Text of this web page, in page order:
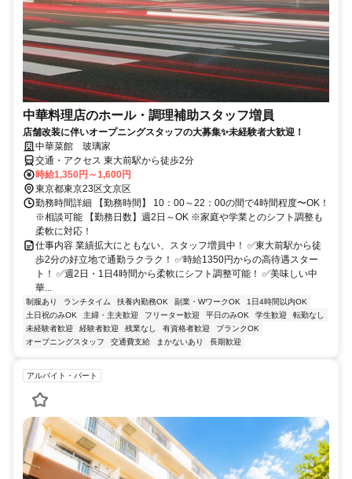
中華料理店のホール・調理補助スタッフ増員
店舗改装に伴いオープニングスタッフの大募集✨未経験者大歓迎！
中華菜館 玻璃家
交通・アクセス 東大前駅から徒歩2分
時給1,350円～1,600円
東京都東京23区文京区
勤務時間詳細 【勤務時間】 10：00～22：00の間で4時間程度〜OK！
※相談可能 【勤務日数】週2日～OK ※家庭や学業とのシフト調整も
柔軟に対応！
仕事内容 業績拡大にともない、スタッフ増員中！ ✅東大前駅から徒
歩2分の好立地で通勤ラクラク！ ✅時給1350円からの高待遇スター
ト！ ✅週2日・1日4時間から柔軟にシフト調整可能！ ✅美味しい中
華...
制服あり ランチタイム 扶養内勤務OK 副業・WワークOK
1日4時間以内OK
土日祝のみOK
主婦・主夫歓迎 フリーター歓迎 平日のみOK 学生歓迎
転勤なし
未経験者歓迎
経験者歓迎 残業なし 有資格者歓迎
ブランクOK
オープニングスタッフ
交通費支給 まかないあり 長期歓迎
アルバイト・パート